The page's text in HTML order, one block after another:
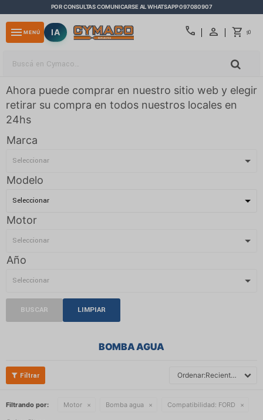
POR CONSULTAS COMUNICARSE AL WHATSAPP 097080907
call $0
menu MENÚ IA
Ahora puede comprar en nuestro sitio web y elegir
retirar su compra en todos nuestros locales en
24hs
Marca
Modelo
Motor
Año
BUSCAR LIMPIAR
BOMBA AGUA
Recientes
Filtrando por: Motor Bomba agua Compatibilidad: FORD
close